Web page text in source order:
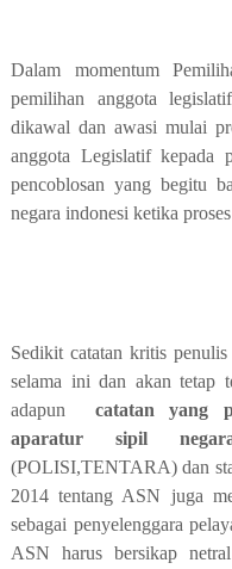
Dalam momentum
pemilihan anggota
dikawal dan awasi mulai
anggota Legislatif kepada
pencoblosan yang begitu
negara indonesi ketika
Sedikit catatan kritis
selama ini dan akan tetap
adapun
catatan yang
aparatur sipil
(POLISI,TENTARA) dan
2014 tentang ASN juga
sebagai penyelenggara
ASN harus bersikap